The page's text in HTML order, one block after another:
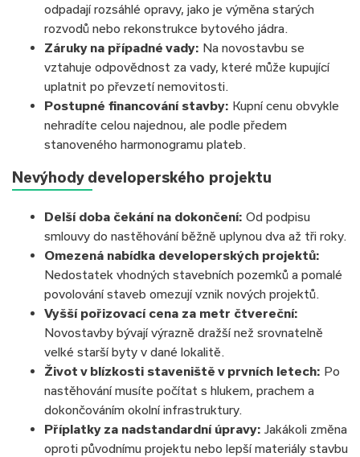
odpadají rozsáhlé opravy, jako je výměna starých
rozvodů nebo rekonstrukce bytového jádra.
Záruky na případné vady: Na novostavbu se
vztahuje odpovědnost za vady, které může kupující
uplatnit po převzetí nemovitosti.
Postupné financování stavby: Kupní cenu obvykle
nehradíte celou najednou, ale podle předem
stanoveného harmonogramu plateb.
Nevýhody developerského projektu
Delší doba čekání na dokončení: Od podpisu
smlouvy do nastěhování běžně uplynou dva až tři roky.
Omezená nabídka developerských projektů:
Nedostatek vhodných stavebních pozemků a pomalé
povolování staveb omezují vznik nových projektů.
Vyšší pořizovací cena za metr čtvereční:
Novostavby bývají výrazně dražší než srovnatelně
velké starší byty v dané lokalitě.
Život v blízkosti staveniště v prvních letech: Po
nastěhování musíte počítat s hlukem, prachem a
dokončováním okolní infrastruktury.
Příplatky za nadstandardní úpravy: Jakákoli změna
oproti původnímu projektu nebo lepší materiály stavbu